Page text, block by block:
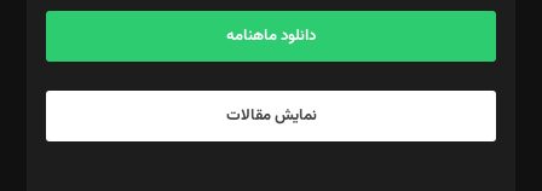
آگهی و مشترکین: ۰۹۱۹۹۹۹۰۴۵۴
دانلود ماهنامه
نمایش مقالات